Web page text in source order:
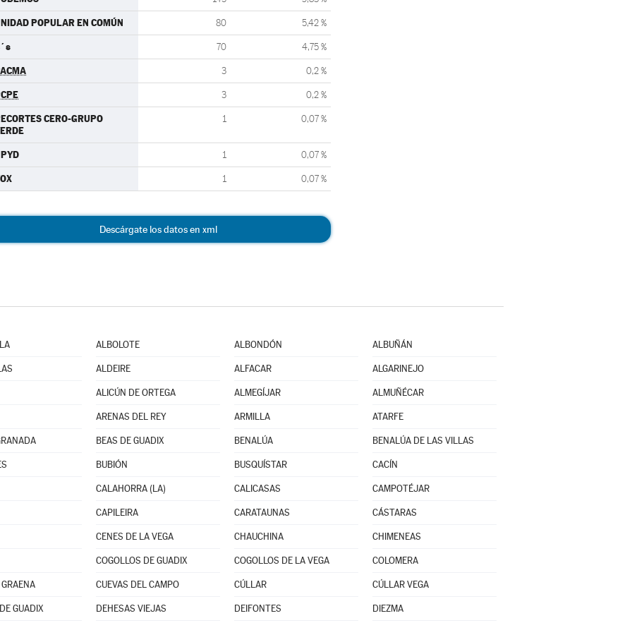
POPULAR EN COMÚN 80 5,42 %
70 4,75 %
3 0,2 %
3 0,2 %
CERO-GRUPO
1 0,07 %
1 0,07 %
1 0,07 %
Descárgate los datos en xml
ALBOLOTE ALBONDÓN ALBUÑÁN
ALDEIRE ALFACAR ALGARINEJO
ALICÚN DE ORTEGA ALMEGÍJAR ALMUÑÉCAR
ARENAS DEL REY ARMILLA ATARFE
BEAS DE GUADIX BENALÚA BENALÚA DE LAS VILLAS
BUBIÓN BUSQUÍSTAR CACÍN
CALAHORRA (LA) CALICASAS CAMPOTÉJAR
CAPILEIRA CARATAUNAS CÁSTARAS
CENES DE LA VEGA CHAUCHINA CHIMENEAS
COGOLLOS DE GUADIX COGOLLOS DE LA VEGA COLOMERA
CUEVAS DEL CAMPO CÚLLAR CÚLLAR VEGA
GUADIX DEHESAS VIEJAS DEIFONTES DIEZMA